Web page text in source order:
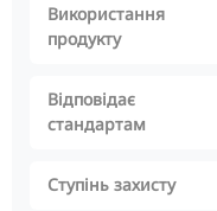
Використання
продукту
Відповідає
стандартам
Ступінь захисту